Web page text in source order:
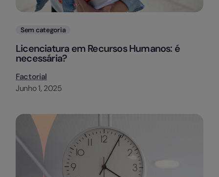
Categorias
Sem categoria
Licenciatura em Recursos Humanos: é
necessária?
Factorial
Junho 1, 2025